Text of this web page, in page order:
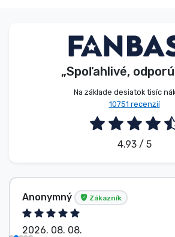
„Spoľahlivé,
Na základe desiatok tisíc
10751 recenzií
4.93 / 5
Anonymný Zákazník
2026. 08. 08.